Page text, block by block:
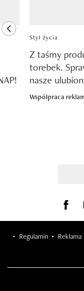
previous element
Styl życia
Z taśmy
torebek.
nasze
Współpraca
Visit us
Regulamin Reklama